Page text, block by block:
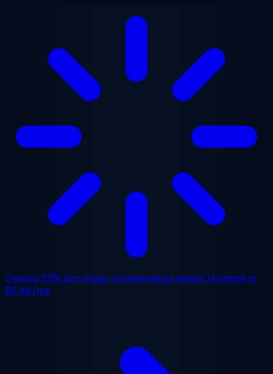
Перейти к основному содержанию
Скидка 50% все планы, ограниченное время. Начиная от
$2.48/mo